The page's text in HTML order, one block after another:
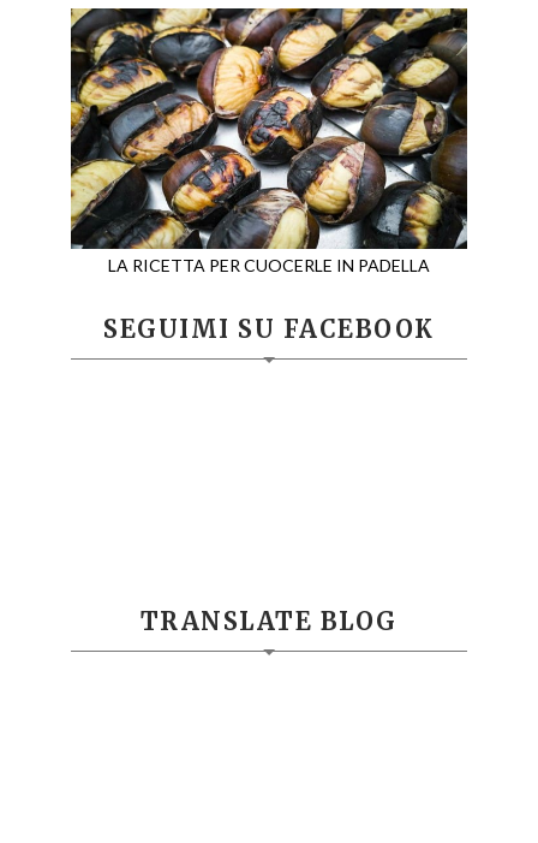
LA RICETTA PER CUOCERLE IN PADELLA
SEGUIMI SU FACEBOOK
TRANSLATE BLOG